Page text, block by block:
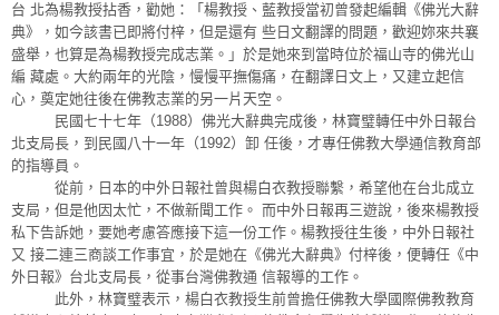
台 北為楊教授拈香，勸她：「楊教授、藍教授當初曾發起編輯《佛光大辭
典》，如今該書已即將付梓，但是還有 些日文翻譯的問題，歡迎妳來共襄
盛舉，也算是為楊教授完成志業。」於是她來到當時位於福山寺的佛光山
編 藏處。大約兩年的光陰，慢慢平撫傷痛，在翻譯日文上，又建立起信
心，奠定她往後在佛教志業的另一片天空。
民國七十七年（1988）佛光大辭典完成後，林寶璧轉任中外日報台
北支局長，到民國八十一年（1992）卸 任後，才專任佛教大學通信教育部
的指導員。
從前，日本的中外日報社曾與楊白衣教授聯繫，希望他在台北成立
支局，但是他因太忙，不做新聞工作。 而中外日報再三遊說，後來楊教授
私下告訴她，要她考慮答應接下這一份工作。楊教授往生後，中外日報社
又 接二連三商談工作事宜，於是她在《佛光大辭典》付梓後，便轉任《中
外日報》台北支局長，從事台灣佛教通 信報導的工作。
此外，林寶璧表示，楊白衣教授生前曾擔任佛教大學國際佛教教育